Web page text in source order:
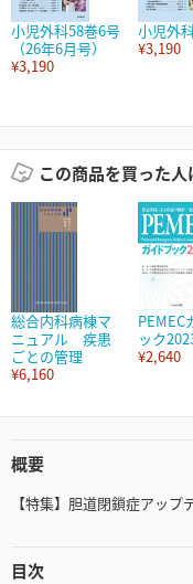
小児外科58巻6号
（26年6月号）
¥3,190
小児外
¥3,190
この商品を買った人
総合内科病棟マ
ニュアル 疾患
ごとの管理
¥6,160
PEMEC
ック
¥2,640
概要
【特集】胆道閉鎖症アップ
目次